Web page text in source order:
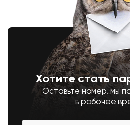
Хотите стать
Оставьте номер, мы
в рабочее